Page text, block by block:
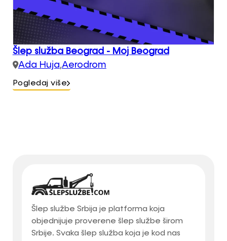
Šlep služba Beograd - Moj Beograd
Ada Huja,Aerodrom
Pogledaj više
Šlep službe Srbija je platforma koja
objednijuje proverene šlep službe širom
Srbije. Svaka šlep služba koja je kod nas